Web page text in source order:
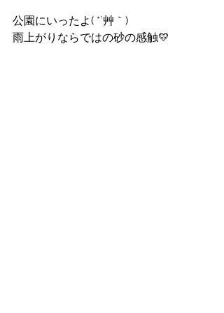
公園にいったよ( *´艸｀)
雨上がりならではの砂の感触💛